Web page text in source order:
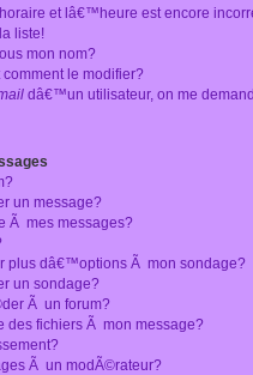
et lâ€™heure est encore
liste!
mon nom?
le modifier?
dâ€™un utilisateur, on me
un message?
Ã mes messages?
plus dâ€™options Ã mon sondage?
un sondage?
Ã un forum?
des fichiers Ã mon message?
Ã un modÃ©rateur?